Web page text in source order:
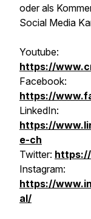
oder als
Social Media
Youtube:
https://
Facebook:
https://
LinkedIn:
https://
e-ch
Twitter:
Instagram:
https://
al/